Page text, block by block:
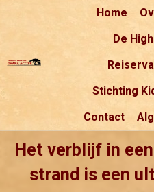
Home
De
Stichting
Contact
Het verblijf in
strand is een